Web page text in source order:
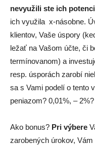
nevyužili ste ich
ich využila x-násobne.
klientov, Vaše úspory
ležať na Vašom účte, či
termínovanom) a
resp. úsporách zarobí
sa s Vami podelí o tento
peniazom? 0,01%, – 2%?
Ako bonus? Pri výbere
zarobených úrokov,